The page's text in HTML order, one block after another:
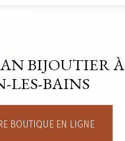
Mariage
BIJOUTIER À
LES-BAINS
BOUTIQUE EN LIGNE